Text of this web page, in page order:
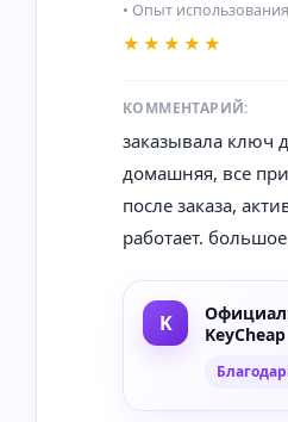
• Опыт
★★★★★
КОММЕНТАРИЙ:
заказывала ключ
домашняя, все
после заказа,
работает.
KeyCheap